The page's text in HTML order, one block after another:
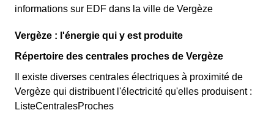
informations sur EDF dans la ville de Vergèze
Vergèze : l'énergie qui y est produite
Répertoire des centrales proches de Vergèze
Il existe diverses centrales électriques à proximité de
Vergèze qui distribuent l'électricité qu'elles produisent :
ListeCentralesProches